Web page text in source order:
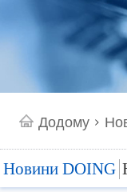
Додому>
Новини DOING